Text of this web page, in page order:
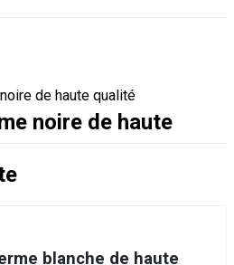
de haute qualité
blanche de haute